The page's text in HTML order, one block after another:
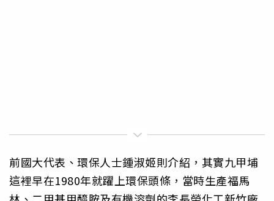
前國大代表、環保人士鍾淑姬則介紹，其實九甲埔
這裡早在1980年就躍上環保頭條，當時生產福馬